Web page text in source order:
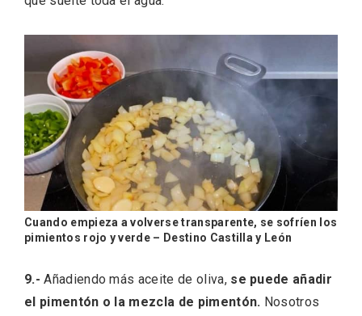
Cuando empieza a volverse transparente, se sofríen los
pimientos rojo y verde – Destino Castilla y León
9.- Añadiendo más aceite de oliva, se puede añadir
el pimentón o la mezcla de pimentón. Nosotros
Enoturismo visitando la Bodega Museo